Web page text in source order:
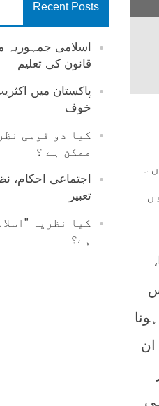
Recent Posts
اسلامی جمہوریہ
قانون کی تعلیم
پاکستان میں
خوف
کیا دو قومی
ممکن ہے ؟
اجتماعی احکام،
تعبیر
کیا نظریہ
ہے؟
ان